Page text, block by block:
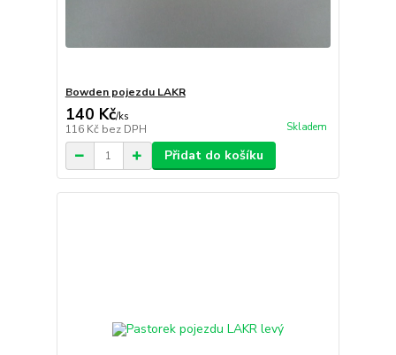
Bowden pojezdu LAKR
140 Kč/ks
116 Kč bez DPH Skladem
Přidat do košíku